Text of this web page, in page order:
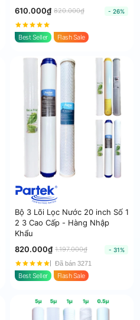
610.000₫ 820.000₫ - 26%
Best Seller Flash Sale
Bộ 3 Lõi Lọc Nước 20 inch Số 1
2 3 Cao Cấp - Hàng Nhập
Khẩu
820.000₫ 1.197.000₫
- 31%
Đã bán 3271
Best Seller Flash Sale